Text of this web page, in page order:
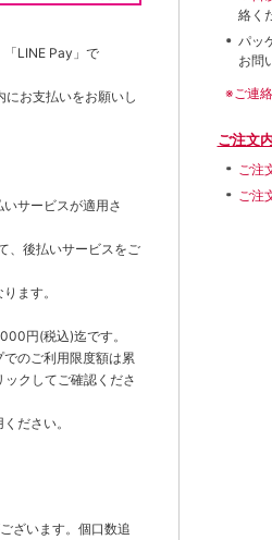
LINE Pay」で
お支払いをお願いし
いサービスが適用さ
、後払いサービスをご
ます。
円(税込)迄です。
のご利用限度額は累
クしてご確認くださ
ださい。
ざいます。個口数追
絡く
パッ
お問
※ご連
ご注文
ご注
ご注